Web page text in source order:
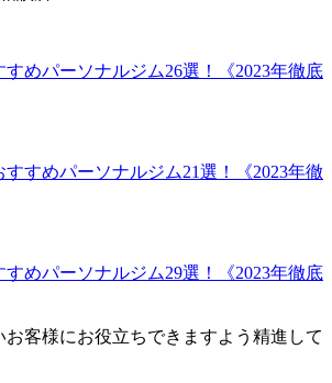
すめパーソナルジム26選！《2023年徹底
すすめパーソナルジム21選！《2023年徹
すめパーソナルジム29選！《2023年徹底
客様にお役立ちできますよう精進して